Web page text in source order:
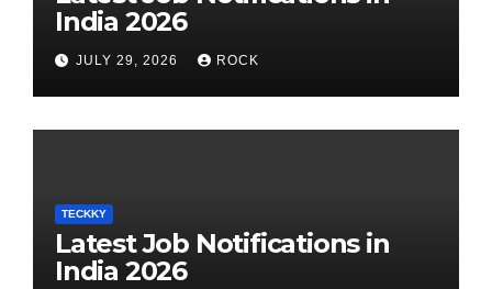
India 2026
JULY 29, 2026 ROCK
TECKKY
Latest Job Notifications in
India 2026